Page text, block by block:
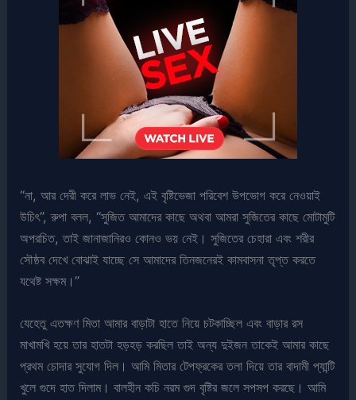
“না, আর দেরী করে লাভ নেই, এই বৃষ্টিভেজা পরিবেশ উপভোগ করে নেওয়াই
উচিৎ”, রুপা বলল, “সুজিত আমাদের কাছে অথবা আমরা সুজিতের কাছে মোটামুটি
অপরচিত, তাই জানাজানিরও কোনও ভয় নেই। সুজিতের চেহারা এবং শরীর
সৌষ্ঠব দেখে বোঝাই যাচ্ছে সে আমাদের তিনজনেরই কামবাসনা তৃপ্ত করতে
যথেষ্ট সক্ষম।”
যেহেতু এতক্ষণ মিতা আমার বাড়াটা হাতে নিয়ে চটকাচ্ছিল এবং বাড়ার রস
মাখামখি হয়ে তার হাতটা হড়হড় করছিল তাই অন্য দুইজন তাকেই আমার কাছে
প্রথম চোদার সুযোগ দিল। আমি মিতার টেপফ্রকের তলা দিয়ে তার বাদামী প্যান্টি
খুলে গুদে হাত দিলাম। বালহীন কচি নরম গুদ বৃষ্টির জলে সপসপ করছে। আমি